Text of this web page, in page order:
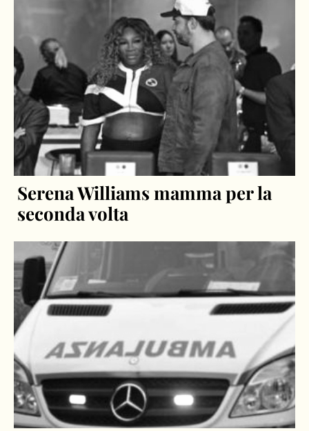
Serena Williams mamma per la
seconda volta